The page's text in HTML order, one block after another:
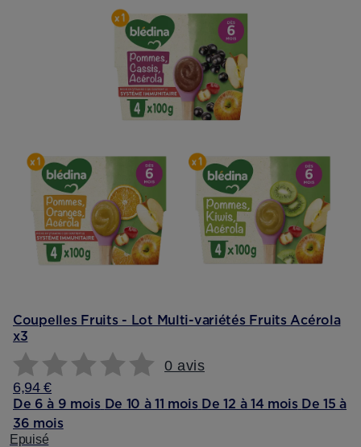
Coupelles Fruits - Lot Multi-variétés Fruits Acérola
x3
0 avis
6,94 €
De 6 à 9 mois De 10 à 11 mois De 12 à 14 mois De 15 à
36 mois
Epuisé